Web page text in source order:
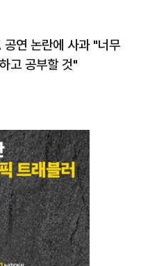
연 논란에 사과 "너무
고 공부할 것"